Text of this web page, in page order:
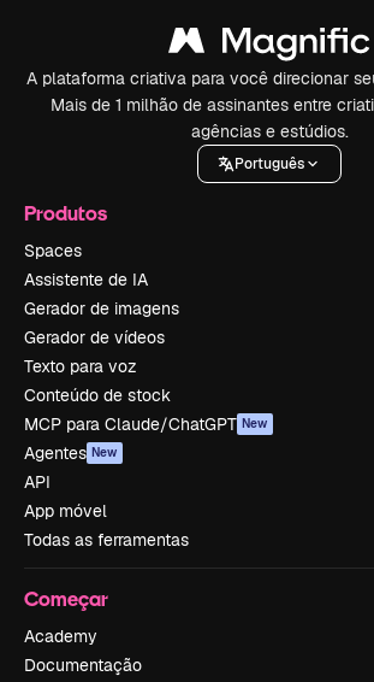
A plataforma criativa para você direcionar
Mais de 1 milhão de assinantes entre
agências e estúdios.
Português
Produtos
Spaces
Assistente de IA
Gerador de imagens
Gerador de vídeos
Texto para voz
Conteúdo de stock
MCP para Claude/ChatGPT New
Agentes New
API
App móvel
Todas as ferramentas
Começar
Academy
Documentação